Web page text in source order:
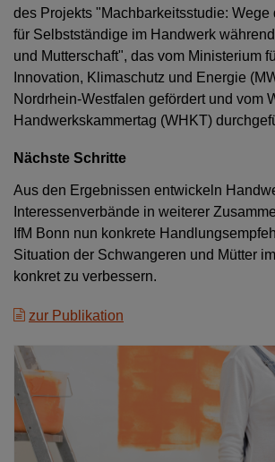
des Projekts "Machbarkeitsstudie: Wege
für Selbstständige im Handwerk
und Mutterschaft", das vom Ministerium
Innovation, Klimaschutz und Energie
Nordrhein-Westfalen gefördert und vom
Handwerkskammertag (WHKT)
Nächste Schritte
Aus den Ergebnissen entwickeln
Interessenverbände in weiterer
IfM Bonn nun konkrete
Situation der Schwangeren und Mütter
konkret zu verbessern.
zur Publikation